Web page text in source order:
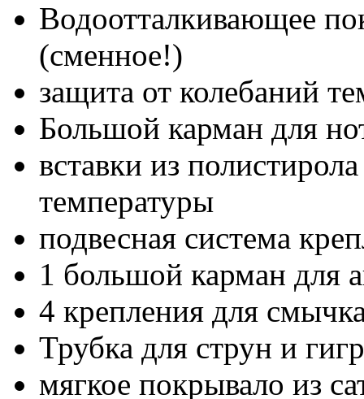
Водоотталкивающее
(сменное!)
защита от колебаний
Большой карман для
вставки из
температуры
подвесная система
1 большой карман для
4 крепления для
Трубка для струн и
мягкое покрывало из